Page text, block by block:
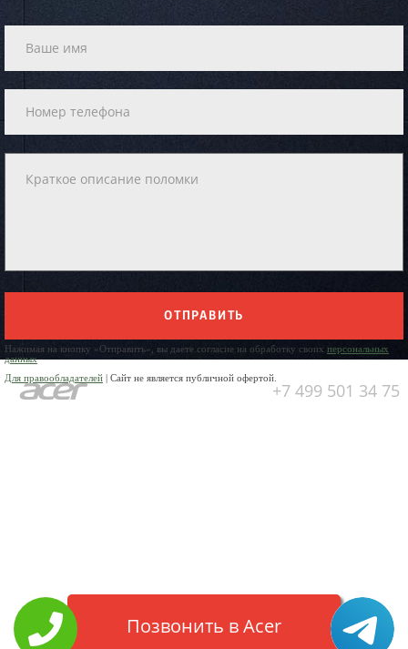
ОТПРАВИТЬ
Нажимая на кнопку «Отправить», вы даете согласие на обработку своих персональных
данных
Для правообладателей | Сайт не является публичной офертой.
+7 499 501 34 75
Позвонить в Acer